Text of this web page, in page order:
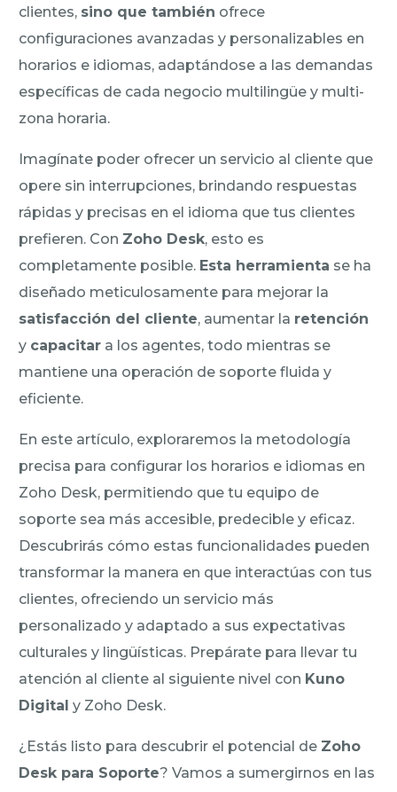
clientes, sino que también ofrece
configuraciones avanzadas y personalizables en
horarios e idiomas, adaptándose a las demandas
específicas de cada negocio multilingüe y multi-
zona horaria.
Imagínate poder ofrecer un servicio al cliente que
opere sin interrupciones, brindando respuestas
rápidas y precisas en el idioma que tus clientes
prefieren. Con Zoho Desk, esto es
completamente posible. Esta herramienta se ha
diseñado meticulosamente para mejorar la
satisfacción del cliente, aumentar la retención
y capacitar a los agentes, todo mientras se
mantiene una operación de soporte fluida y
eficiente.
En este artículo, exploraremos la metodología
precisa para configurar los horarios e idiomas en
Zoho Desk, permitiendo que tu equipo de
soporte sea más accesible, predecible y eficaz.
Descubrirás cómo estas funcionalidades pueden
transformar la manera en que interactúas con tus
clientes, ofreciendo un servicio más
personalizado y adaptado a sus expectativas
culturales y lingüísticas. Prepárate para llevar tu
atención al cliente al siguiente nivel con Kuno
Digital y Zoho Desk.
¿Estás listo para descubrir el potencial de Zoho
Desk para Soporte? Vamos a sumergirnos en las